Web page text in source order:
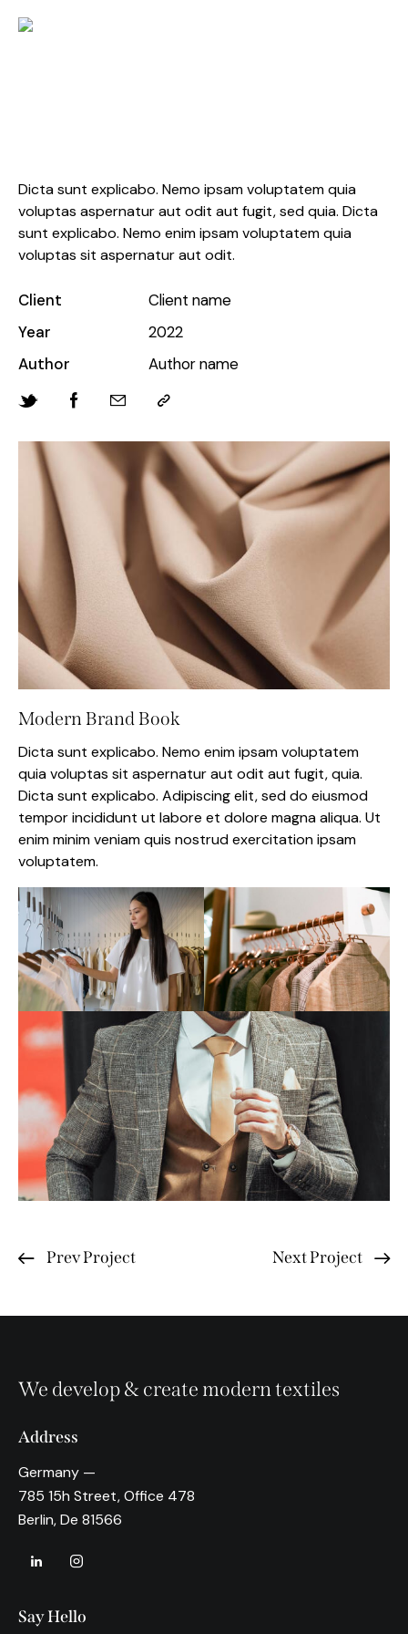
Dicta sunt explicabo. Nemo ipsam voluptatem quia
voluptas aspernatur aut odit aut fugit, sed quia. Dicta
sunt explicabo. Nemo enim ipsam voluptatem quia
voluptas sit aspernatur aut odit.
Client
Client name
Year
2022
Author
Author name
Modern Brand Book
Dicta sunt explicabo. Nemo enim ipsam voluptatem
quia voluptas sit aspernatur aut odit aut fugit, quia.
Dicta sunt explicabo. Adipiscing elit, sed do eiusmod
tempor incididunt ut labore et dolore magna aliqua. Ut
enim minim veniam quis nostrud exercitation ipsam
voluptatem.
Prev Project Next Project
We develop & create modern textiles
Address
Germany —
785 15h Street, Office 478
Berlin, De 81566
Say Hello